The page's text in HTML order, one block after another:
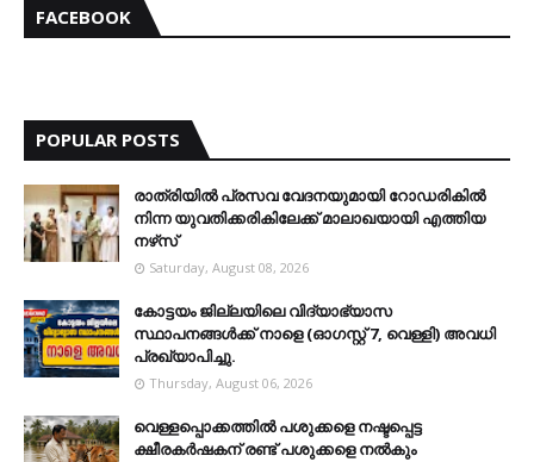
FACEBOOK
POPULAR POSTS
രാത്രിയില്‍ പ്രസവ വേദനയുമായി റോഡരികില്‍
നിന്ന യുവതിക്കരികിലേക്ക് മാലാഖയായി എത്തിയ
നഴ്‌സ്
Saturday, August 08, 2026
കോട്ടയം ജില്ലയിലെ വിദ്യാഭ്യാസ
സ്ഥാപനങ്ങള്‍ക്ക് നാളെ (ഓഗസ്റ്റ് 7, വെള്ളി) അവധി
പ്രഖ്യാപിച്ചു.
Thursday, August 06, 2026
വെള്ളപ്പൊക്കത്തില്‍ പശുക്കളെ നഷ്ടപ്പെട്ട
ക്ഷീരകര്‍ഷകന് രണ്ട് പശുക്കളെ നല്‍കും